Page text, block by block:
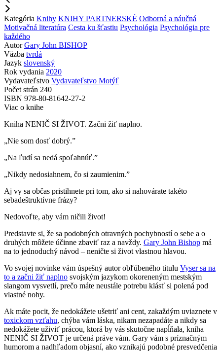
Kategória Knihy KNIHY PARTNERSKÉ Odborná a náučná
Motivačná literatúra Cesta ku šťastiu Psychológia Psychológia pre
každého
Autor Gary John BISHOP
Väzba tvrdá
Jazyk slovenský
Rok vydania 2020
Vydavateľstvo Vydavateľstvo Motýľ
Počet strán 240
ISBN 978-80-81642-27-2
Viac o knihe
Kniha NENIČ SI ŽIVOT. Začni žiť naplno.
„Nie som dosť dobrý.”
„Na ľudí sa nedá spoľahnúť.”
„Nikdy nedosiahnem, čo si zaumienim.”
Aj vy sa občas pristihnete pri tom, ako si nahovárate takéto
sebadeštruktívne frázy?
Nedovoľte, aby vám ničili život!
Predstavte si, že sa podobných otravných pochybností o sebe a o
druhých môžete účinne zbaviť raz a navždy. Gary John Bishop má
na to jednoduchý návod – neničte si život vlastnou hlavou.
Vo svojej novinke vám úspešný autor obľúbeného titulu Vyser sa na
to a začni žiť naplno svojským jazykom okoreneným mestským
slangom vysvetlí, prečo máte neustále potrebu klásť si polená pod
vlastné nohy.
Ak máte pocit, že nedokážete ušetriť ani cent, zakaždým uviaznete v
toxickom vzťahu, chýba vám láska, nikam nezapadáte a nikdy sa
nedokážete uživiť prácou, ktorá by vás skutočne napĺňala, kniha
NENIČ SI ŽIVOT je určená práve vám. Gary vám s príznačným
humorom a nadhľadom objasní, ako vznikajú podobné presvedčenia